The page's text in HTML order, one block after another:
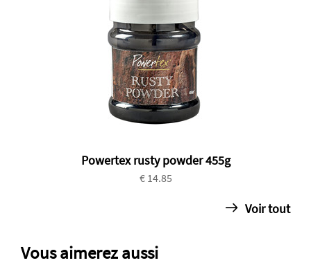
Powertex rusty powder 455g
€ 14.85
Voir tout
Vous aimerez aussi